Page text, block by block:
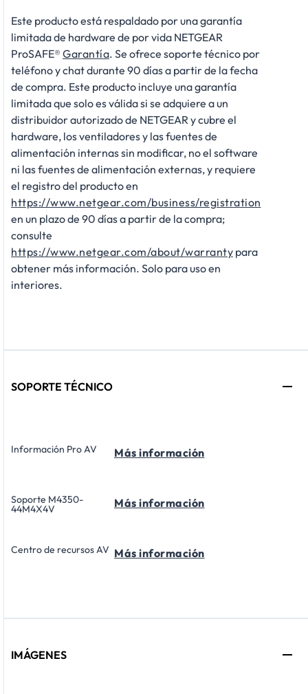
Este producto está respaldado por una garantía
limitada de hardware de por vida NETGEAR
ProSAFE® Garantía. Se ofrece soporte técnico por
teléfono y chat durante 90 días a partir de la fecha
de compra. Este producto incluye una garantía
limitada que solo es válida si se adquiere a un
distribuidor autorizado de NETGEAR y cubre el
hardware, los ventiladores y las fuentes de
alimentación internas sin modificar, no el software
ni las fuentes de alimentación externas, y requiere
el registro del producto en
https://www.netgear.com/business/registration
en un plazo de 90 días a partir de la compra;
consulte
https://www.netgear.com/about/warranty para
obtener más información. Solo para uso en
interiores.
SOPORTE TÉCNICO
Información Pro AV Más información
Soporte M4350-
44M4X4V Más información
Centro de recursos AV Más información
IMÁGENES